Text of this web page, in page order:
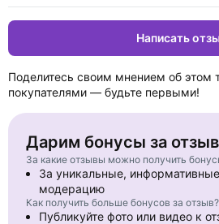
Написать
Поделитесь своим мнением об этом
покупателями — будьте первыми!
Дарим бонусы за
За какие отзывы можно получить
За уникальные,
модерацию
Как получить больше бонусов за отзыв?
Публикуйте фото или видео к